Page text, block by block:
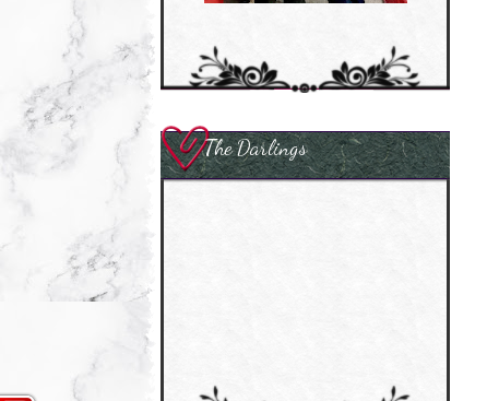
The Darlings